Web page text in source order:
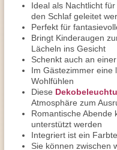
Ideal als Nachtlicht
den Schlaf geleitet
Perfekt für
Bringt Kinderaugen
Lächeln ins Gesicht
Schenkt auch an
Im Gästezimmer eine
Wohlfühlen
Diese
Atmosphäre zum
Romantische Abende
unterstützt werden
Integriert ist ein
Sie können zwischen